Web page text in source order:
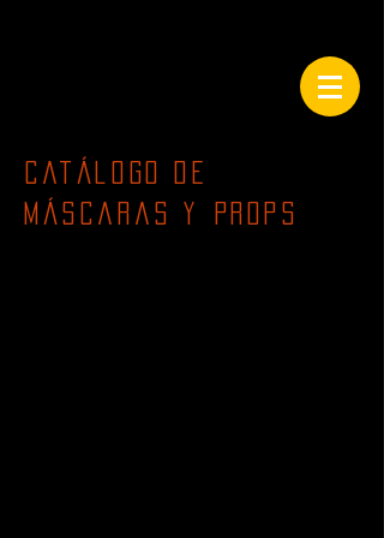
Catálogo de
máscaras y Props